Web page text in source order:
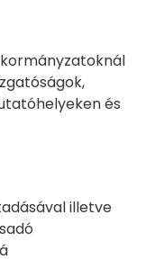
és
illetve